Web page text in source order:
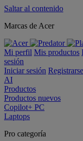
Saltar al contenido
Marcas de Acer
Mi perfil Mis productos
sesión
Iniciar sesión Registrarse
AI
Productos
Productos nuevos
Copilot+ PC
Laptops
Pro categoría